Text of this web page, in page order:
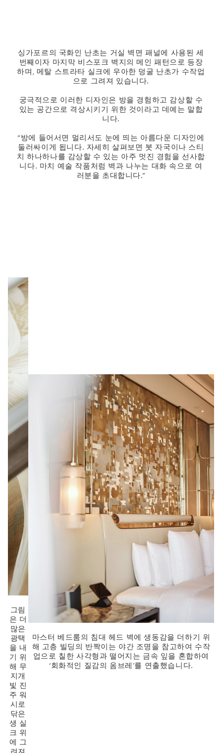
싱가포르의 국화인 난초는 거실 벽면 패널에 사용된 세
번째이자 마지막 비스포크 벽지의 메인 패턴으로 등장
하며, 메탈 스트라타 실크에 우아한 덩굴 난초가 수작업
으로 그려져 있습니다.
궁극적으로 이러한 디자인은 방을 경험하고 감상할 수
있는 공간으로 격상시키기 위한 것이라고 데예는 말합
니다.
“방에 들어서면 멀리서도 눈에 띄는 아름다운 디자인에
둘러싸이게 됩니다. 자세히 살펴보면 붓 자국이나 스티
치 하나하나를 감상할 수 있는 아주 멋진 경험을 선사합
니다. 마치 예술 작품처럼 벽과 나누는 대화 속으로 여
러분을 초대합니다.”
그림
은 더
많은
광택
을 내
기 위
해 무
지개
빛 진
주 워
시로
닦은
생 실
크 위
에 그
마스터 베드룸의 침대 헤드 벽에 생동감을 더하기 위
해 고층 빌딩의 반짝이는 야간 조명을 참고하여 수작
업으로 칠한 사각형과 떨어지는 금속 잎을 혼합하여
‘회화적인 질감의 옴브레’를 연출했습니다.